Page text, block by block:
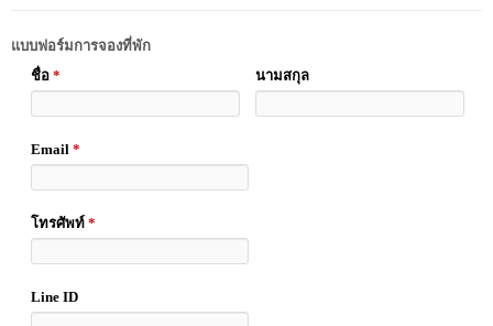
แบบฟอร์มการจองที่พัก
ชื่อ * นามสกุล
Email *
โทรศัพท์ *
Line ID